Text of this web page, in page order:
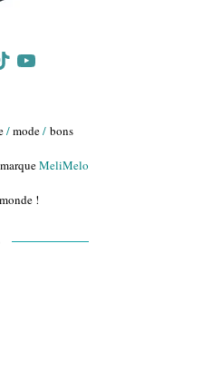
YouTube
/mode/ bons
MeliMelo
!